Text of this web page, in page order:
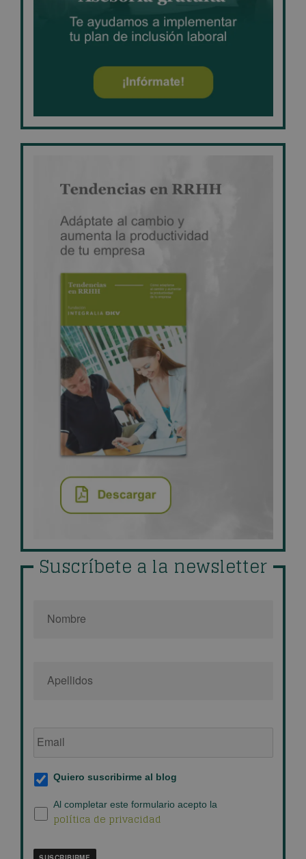
Suscríbete a la newsletter
de
Suscripción
al
blog
*
Quiero suscribirme al blog
Política
de
Al completar este formulario acepto la
política de privacidad